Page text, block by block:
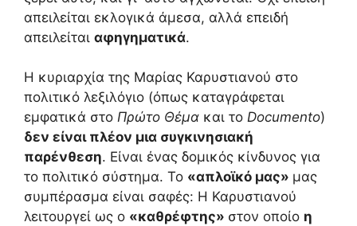
απειλείται εκλογικά άμεσα, αλλά επειδή
απειλείται αφηγηματικά.
Η κυριαρχία της Μαρίας Καρυστιανού στο
πολιτικό λεξιλόγιο (όπως καταγράφεται
εμφατικά στο Πρώτο Θέμα και το Documento)
δεν είναι πλέον μια συγκινησιακή
παρένθεση. Είναι ένας δομικός κίνδυνος για
το πολιτικό σύστημα. Το «απλοϊκό μας» μας
συμπέρασμα είναι σαφές: Η Καρυστιανού
λειτουργεί ως ο «καθρέφτης» στον οποίο η